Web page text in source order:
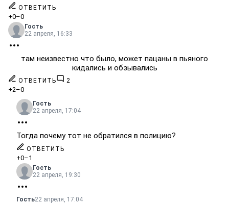
ОТВЕТИТЬ
+0–0
Гость
22 апреля, 16:33
там неизвестно что было, может пацаны в пьяного
кидались и обзывались
ОТВЕТИТЬ 2
+2–0
Гость
22 апреля, 17:04
Тогда почему тот не обратился в полицию?
ОТВЕТИТЬ
+0–1
Гость
22 апреля, 19:30
Гость22 апреля, 17:04